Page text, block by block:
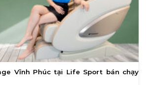
Vĩnh Phúc tại Life Sport bán chạy